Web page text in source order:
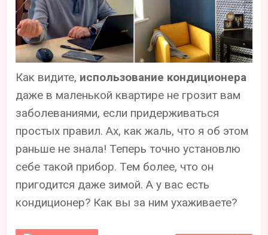
Как видите, использование кондиционера
даже в маленькой квартире не грозит вам
заболеваниями, если придерживаться
простых правил. Ах, как жаль, что я об этом
раньше не знала! Теперь точно установлю
себе такой прибор. Тем более, что он
пригодится даже зимой. А у вас есть
кондиционер? Как вы за ним ухаживаете?